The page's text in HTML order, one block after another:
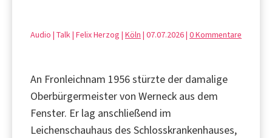
Audio | Talk | Felix Herzog | Köln | 07.07.2026 | 0 Kommentare
An Fronleichnam 1956 stürzte der damalige
Oberbürgermeister von Werneck aus dem
Fenster. Er lag anschließend im
Leichenschauhaus des Schlosskrankenhauses,